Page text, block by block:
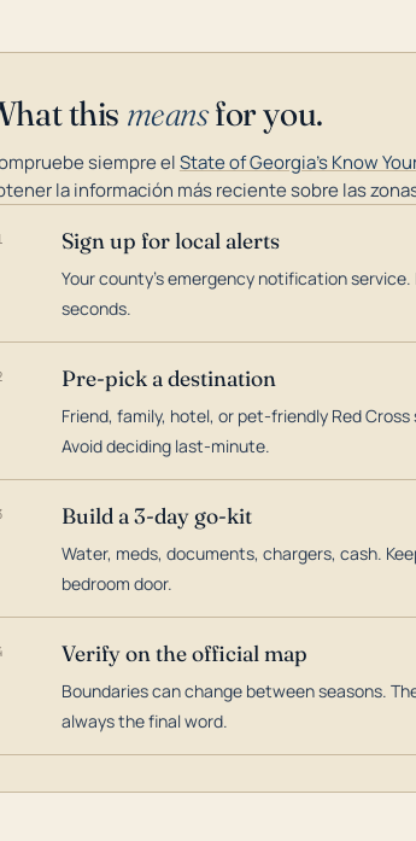
this meansfor you.
siempre elState of Georgia's Know
la información más reciente sobre las
Sign up for local alerts
Your county's emergency notification service.
seconds.
Pre-pick a destination
Friend, family, hotel, or pet-friendly Red Cross
Avoid deciding last-minute.
Build a 3-day go-kit
Water, meds, documents, chargers, cash.
bedroom door.
Verify on the official map
Boundaries can change between seasons.
always the final word.